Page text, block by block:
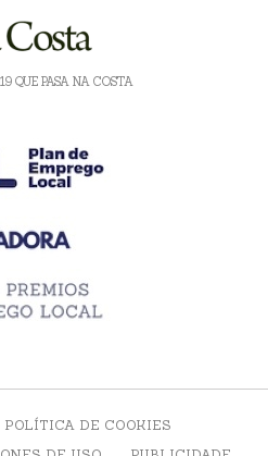
QUE PASA NA COSTA
POLÍTICA DE COOKIES